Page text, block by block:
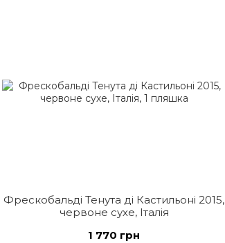
Фрескобальді Тенута ді Кастильоні 2015,
червоне сухе, Італія
1 770 грн